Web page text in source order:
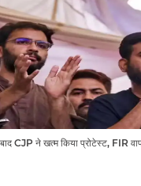
CJP ने खत्म किया प्रोटेस्ट, FIR